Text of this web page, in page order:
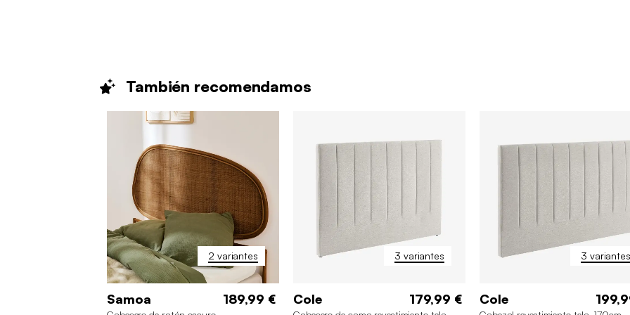
También recomendamos
2 variantes
Samoa 189,99 €
3 variantes
Cole 179,99 €
3 variantes
Cole